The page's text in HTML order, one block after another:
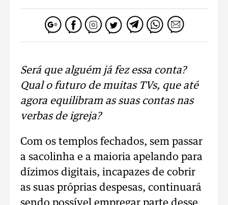
Será que alguém já fez essa conta?
Qual o futuro de muitas TVs, que até
agora equilibram as suas contas nas
verbas de igreja?
Com os templos fechados, sem passar
a sacolinha e a maioria apelando para
dízimos digitais, incapazes de cobrir
as suas próprias despesas, continuará
sendo possível empregar parte desse